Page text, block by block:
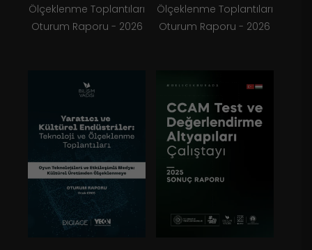
Ölçeklenme Toplantıları
Oturum Raporu - 2026
Ölçeklenme Toplantıları
Oturum Raporu - 2026